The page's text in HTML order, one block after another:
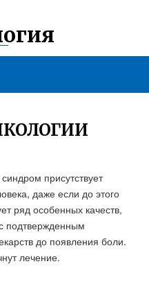
присутствует
даже если до этого
ряд особенных качеств,
подтвержденным
до появления боли.
лечение.